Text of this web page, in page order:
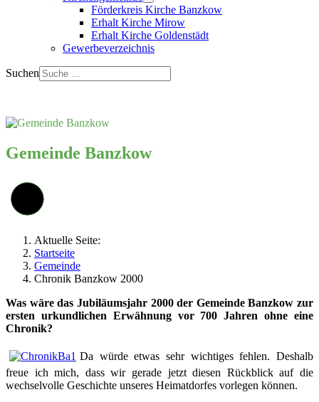
Förderkreis Kirche Banzkow
Erhalt Kirche Mirow
Erhalt Kirche Goldenstädt
Gewerbeverzeichnis
Suchen
Gemeinde Banzkow
Aktuelle Seite:
Startseite
Gemeinde
Chronik Banzkow 2000
Was wäre das Jubiläumsjahr 2000 der Gemeinde Banzkow zur
ersten urkundlichen Erwähnung vor 700 Jahren ohne eine
Chronik?
Da würde etwas sehr wichtiges fehlen. Deshalb
freue ich mich, dass wir gerade jetzt diesen Rückblick auf die
wechselvolle Geschichte unseres Heimatdorfes vorlegen können.